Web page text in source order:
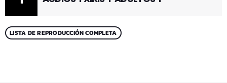
LISTA DE REPRODUCCIÓN COMPLETA